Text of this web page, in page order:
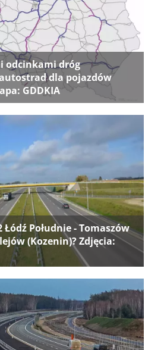
odcinkami dróg
dla pojazdów
GDDKIA
Łódź Południe - Tomaszów
(Kozenin)? Zdjęcia: